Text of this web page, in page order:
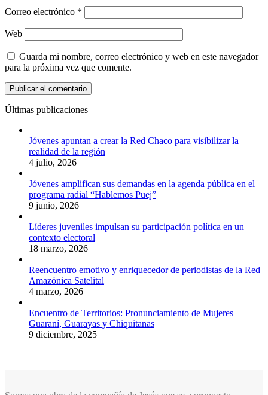
Correo electrónico *
Web
Guarda mi nombre, correo electrónico y web en este navegador
para la próxima vez que comente.
Últimas publicaciones
Jóvenes apuntan a crear la Red Chaco para visibilizar la
realidad de la región
4 julio, 2026
Jóvenes amplifican sus demandas en la agenda pública en el
programa radial “Hablemos Puej”
9 junio, 2026
Líderes juveniles impulsan su participación política en un
contexto electoral
18 marzo, 2026
Reencuentro emotivo y enriquecedor de periodistas de la Red
Amazónica Satelital
4 marzo, 2026
Encuentro de Territorios: Pronunciamiento de Mujeres
Guaraní, Guarayas y Chiquitanas
9 diciembre, 2025